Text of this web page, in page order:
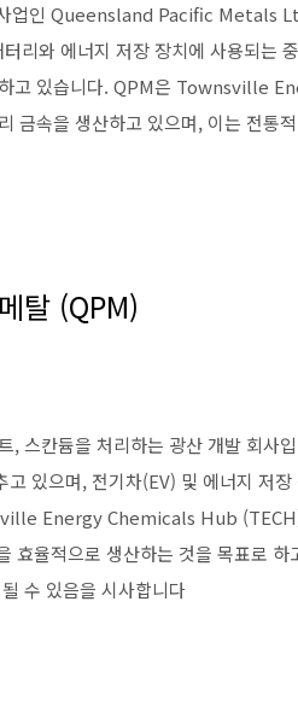
사업인 Queensland Pacific Metals
리와 에너지 저장 장치에 사용되는
고 있습니다. QPM은 Townsville
속을 생산하고 있으며, 이는 전통
탈 (QPM)
칸듐을 처리하는 광산 개발 회사
있으며, 전기차(EV) 및 에너지 저장
Energy Chemicals Hub
효율적으로 생산하는 것을 목표로 하
수 있음을 시사합니다​